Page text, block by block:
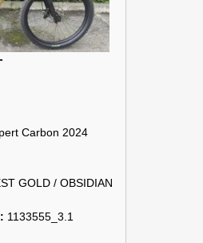
Carbon 2024
GOLD / OBSIDIAN
1133555_3.1